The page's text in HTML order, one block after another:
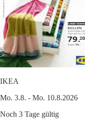
IKEA
Mo. 3.8. - Mo. 10.8.2026
Noch 3 Tage gültig